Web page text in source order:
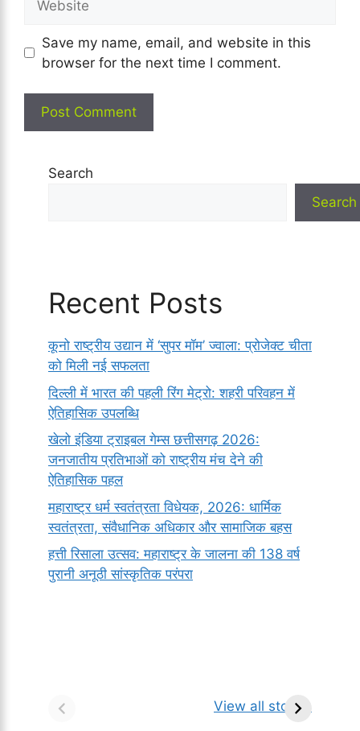
Save my name, email, and website in this
browser for the next time I comment.
Search
Search
Recent Posts
कूनो राष्ट्रीय उद्यान में ‘सुपर मॉम’ ज्वाला: प्रोजेक्ट चीता
को मिली नई सफलता
दिल्ली में भारत की पहली रिंग मेट्रो: शहरी परिवहन में
ऐतिहासिक उपलब्धि
खेलो इंडिया ट्राइबल गेम्स छत्तीसगढ़ 2026:
जनजातीय प्रतिभाओं को राष्ट्रीय मंच देने की
ऐतिहासिक पहल
महाराष्ट्र धर्म स्वतंत्रता विधेयक, 2026: धार्मिक
स्वतंत्रता, संवैधानिक अधिकार और सामाजिक बहस
हत्ती रिसाला उत्सव: महाराष्ट्र के जालना की 138 वर्ष
पुरानी अनूठी सांस्कृतिक परंपरा
View all stories
किसे कहते है?
ज्योतिर्लिंग | नाम,